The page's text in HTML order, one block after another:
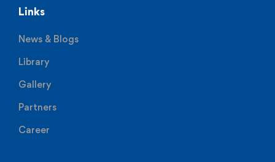
Links
News & Blogs
Library
Gallery
Partners
Career